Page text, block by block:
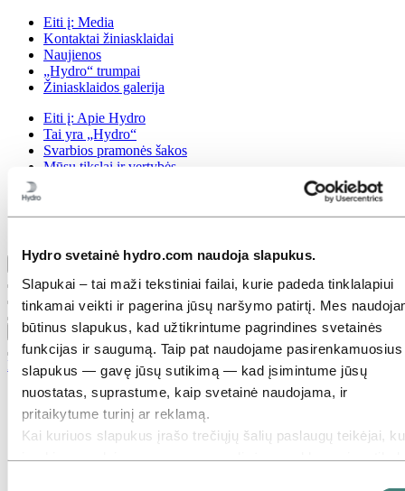
Hydro svetainė hydro.com naudoja slapukus.
Slapukai – tai maži tekstiniai failai, kurie padeda tinklalapiui
tinkamai veikti ir pagerina jūsų naršymo patirtį. Mes
būtinus slapukus, kad užtikrintume pagrindines svetainės
funkcijas ir saugumą. Taip pat naudojame pasirenkamuosius
slapukus — gavę jūsų sutikimą — kad įsimintume jūsų
nuostatas, suprastume, kaip svetainė naudojama, ir
pritaikytume turinį ar reklamą.
Kai kuriuos slapukus įrašo trečiųjų šalių paslaugų teikėjai,
Eiti į: Media
Kontaktai žiniasklaidai
Naujienos
„Hydro“ trumpai
Žiniasklaidos galerija
Eiti į: Apie Hydro
Tai yra „Hydro“
Svarbios pramonės šakos
Mūsų tikslai ir vertybės
Pirkimas
Grįžti į pagrindinį meniu
Uždaryti
Karjera
Darbo galimybės
Studentai ir absolventai
Gyvenimas „Hydro“ įmonėje
Karjeros sritys
Finansai ir apskaita